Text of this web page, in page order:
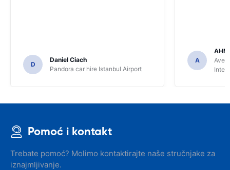
D
Daniel Ciach
Pandora car hire Istanbul Airport
A
Avec
Pomoć i kontakt
Trebate pomoć? Molimo kontaktirajte naše stručnjake za
iznajmljivanje.